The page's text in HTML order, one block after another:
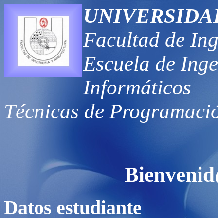
Facultad de
Escuela de
Informáticos
Técnicas de
Datos estudiante